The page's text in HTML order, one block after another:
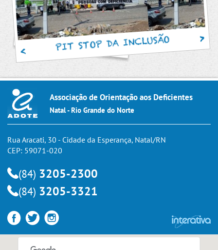
PIT STOP DA INCLUSÃO
Associação de Orientação aos Deficientes
Natal - Rio Grande do Norte
Rua Aracati, 30 - Cidade da Esperança, Natal/RN
CEP: 59071-020
(84) 3205-2300
(84) 3205-3321